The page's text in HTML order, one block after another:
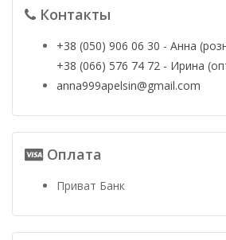
Контакты
+38 (050) 906 06 30 - Анна
+38 (066) 576 74 72 - Ирина
anna999apelsin@gmail.com
Оплата
Приват Банк